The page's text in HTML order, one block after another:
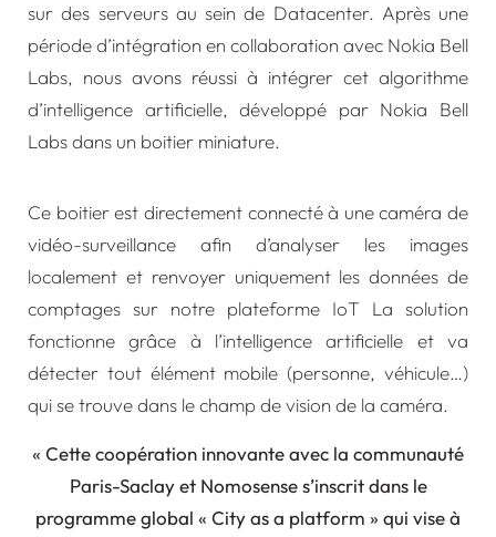
sur des serveurs au sein de Datacenter. Après une
période d’intégration en collaboration avec Nokia Bell
Labs, nous avons réussi à intégrer cet algorithme
d’intelligence artificielle, développé par Nokia Bell
Labs dans un boitier miniature.
Ce boitier est directement connecté à une caméra de
vidéo-surveillance afin d’analyser les images
localement et renvoyer uniquement lesdonnées de
comptages sur notre plateforme IoT La solution
fonctionne grâce à l’intelligence artificielle et va
détecter tout élément mobile (personne, véhicule…)
qui se trouve dans le champ de vision de la caméra.
« Cette coopération innovante avec la communauté
Paris-Saclay et Nomosense s’inscrit dans le
programme global « City as a platform » qui vise à